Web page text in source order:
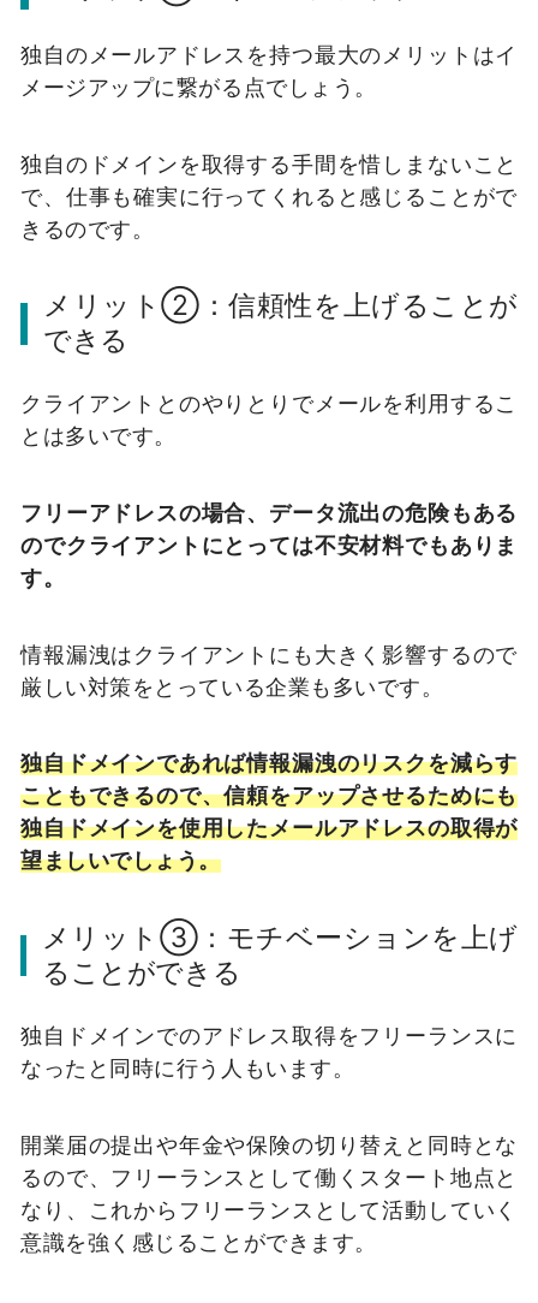
独自のメールアドレスを持つ最大のメリットはイ
メージアップに繋がる点でしょう。
独自のドメインを取得する手間を惜しまないこと
で、仕事も確実に行ってくれると感じることがで
きるのです。
メリット②：信頼性を上げることが
できる
クライアントとのやりとりでメールを利用するこ
とは多いです。
フリーアドレスの場合、データ流出の危険もある
のでクライアントにとっては不安材料でもありま
す。
情報漏洩はクライアントにも大きく影響するので
厳しい対策をとっている企業も多いです。
独自ドメインであれば情報漏洩のリスクを減らす
こともできるので、信頼をアップさせるためにも
独自ドメインを使用したメールアドレスの取得が
望ましいでしょう。
メリット③：モチベーションを上げ
ることができる
独自ドメインでのアドレス取得をフリーランスに
なったと同時に行う人もいます。
開業届の提出や年金や保険の切り替えと同時とな
るので、フリーランスとして働くスタート地点と
なり、これからフリーランスとして活動していく
意識を強く感じることができます。